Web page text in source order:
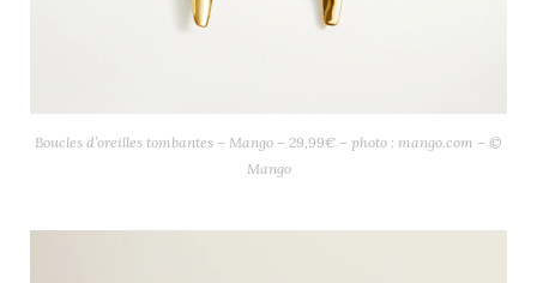
Boucles d’oreilles tombantes – Mango – 29,99€ – photo : mango.com – ©
Mango